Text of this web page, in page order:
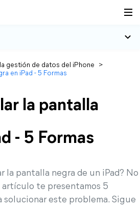
gestión de datos del iPhone
>
en iPad - 5 Formas
la pantalla
- 5 Formas
la pantalla negra de un iPad? No
te presentamos 5
solucionar este problema. Sigue